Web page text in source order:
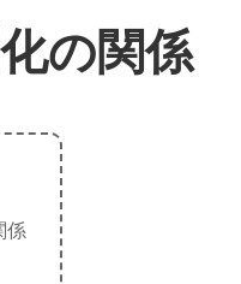
の関係
係